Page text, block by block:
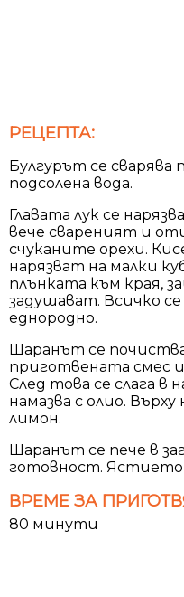
РЕЦЕПТА:
Булгурът се сварява
подсолена вода.
Главата лук се
вече свареният и
счуканите орехи.
нарязват на малки
плънката към края,
задушават. Всичко се
еднородно.
Шаранът се
приготвената смес и
След това се слага в
намазва с олио.
лимон.
Шаранът се пече в
готовност. Ястието
ВРЕМЕ ЗА
80 минути